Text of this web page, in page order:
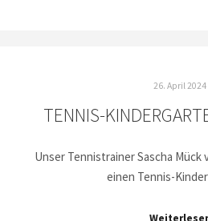
26. April 2024
TENNIS-
Unser Tennistrainer Sascha Mück
einen Tennis-